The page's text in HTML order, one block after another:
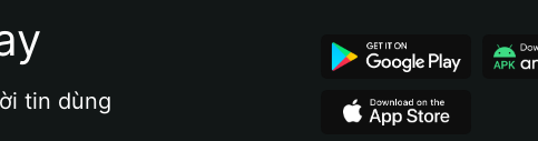
tin dùng